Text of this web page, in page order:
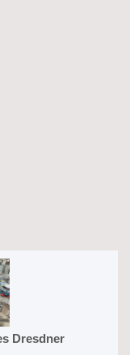
Dresdner